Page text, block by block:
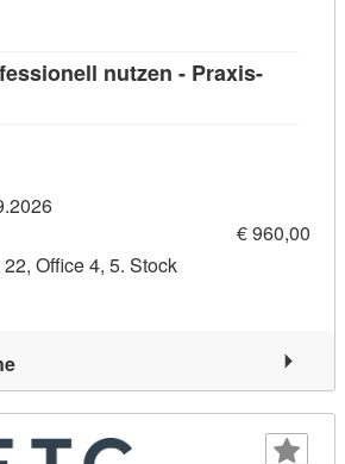
nutzen - Praxis-
€ 960,00
Office 4, 5. Stock